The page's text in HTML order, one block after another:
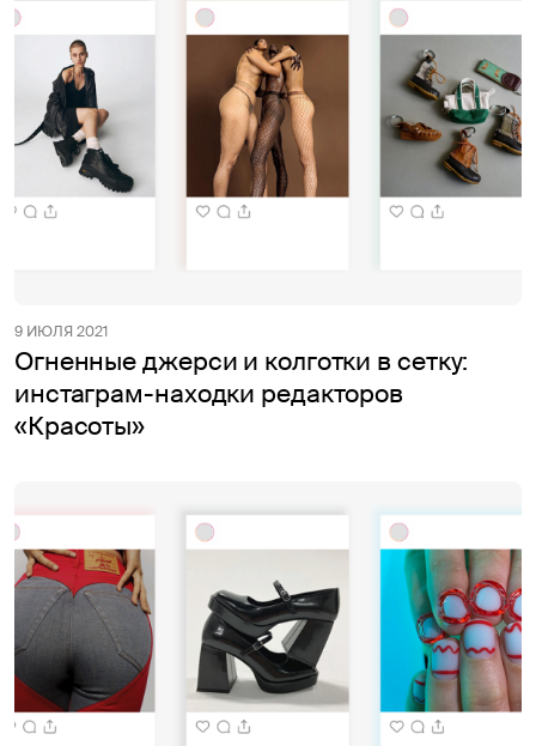
9 ИЮЛЯ 2021
Огненные джерси и колготки в сетку:
инстаграм-находки редакторов
«Красоты»